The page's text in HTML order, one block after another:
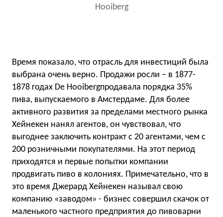
Hooiberg
Время показало, что отрасль для инвестиций была
выбрана очень верно. Продажи росли – в 1877-
1878 годах De Hooibergпродавала порядка 35%
пива, выпускаемого в Амстердаме. Для более
активного развития за пределами местного рынка
Хейнекен нанял агентов, он чувствовал, что
выгоднее заключить контракт с 20 агентами, чем с
200 розничными покупателями. На этот период
приходятся и первые попытки компании
продвигать пиво в колониях. Примечательно, что в
это время Джерард Хейнекен называл свою
компанию «заводом» - бизнес совершил скачок от
маленького частного предприятия до пивоварни